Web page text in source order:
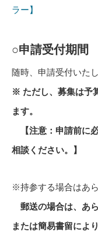
ラー】
○申請受付期間
随時、申請受付いたし
※ ただし、募集は予
ます。
【注意：申請前に
相談ください。】
※持参する場合はあ
郵送の場合は、あ
または簡易書留によ